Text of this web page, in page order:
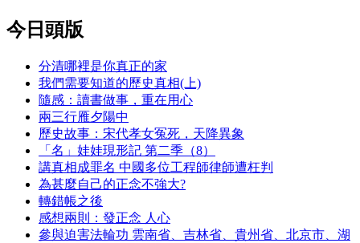
今日頭版
分清哪裡是你真正的家
我們需要知道的歷史真相(上)
隨感：讀書做事，重在用心
兩三行雁夕陽中
歷史故事：宋代孝女冤死，天降異象
「名」娃娃現形記 第二季（8）
講真相成罪名 中國多位工程師律師遭枉判
為甚麼自己的正念不強大?
轉錯帳之後
感想兩則：發正念 人心
參與迫害法輪功 雲南省、吉林省、貴州省、北京市、湖